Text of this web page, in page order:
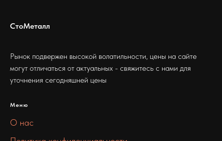
СтоМеталл
Рынок подвержен высокой волатильности, цены на сайте
могут отличаться от актуальных - свяжитесь с нами для
уточнения сегодняшней цены
Меню
О нас